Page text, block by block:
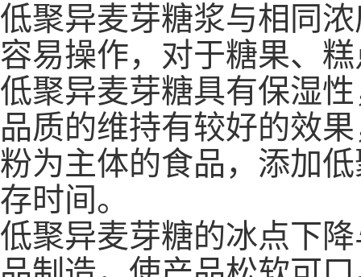
低聚异麦芽糖浆与相同
容易操作，对于糖果、
低聚异麦芽糖具有保湿
品质的维持有较好的效
粉为主体的食品，添加
存时间。
低聚异麦芽糖的冰点下